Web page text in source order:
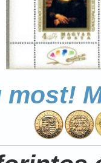
most!